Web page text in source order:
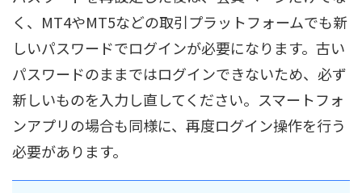
く、MT4やMT5などの取引プラットフォームでも新
しいパスワードでログインが必要になります。古い
パスワードのままではログインできないため、必ず
新しいものを入力し直してください。スマートフォ
ンアプリの場合も同様に、再度ログイン操作を行う
必要があります。